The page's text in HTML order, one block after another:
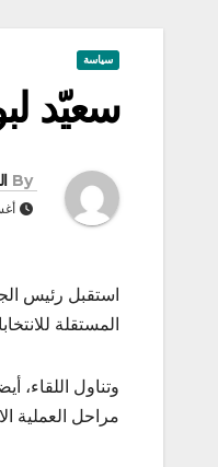
سياسة
سعيّد
By
المستقلة
وتناول اللقاء،
مراحل العملية